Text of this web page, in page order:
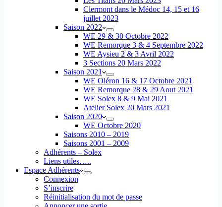
Clermont dans le Médoc 14, 15 et 16
juillet 2023
Saison 2022
WE 29 & 30 Octobre 2022
WE Remorque 3 & 4 Septembre 2022
WE Aysieu 2 & 3 Avril 2022
3 Sections 20 Mars 2022
Saison 2021
WE Oléron 16 & 17 Octobre 2021
WE Remorque 28 & 29 Aout 2021
WE Solex 8 & 9 Mai 2021
Atelier Solex 20 Mars 2021
Saison 2020
WE Octobre 2020
Saisons 2010 – 2019
Saisons 2001 – 2009
Adhérents – Solex
Liens utiles…..
Espace Adhérents
Connexion
S’inscrire
Réinitialisation du mot de passe